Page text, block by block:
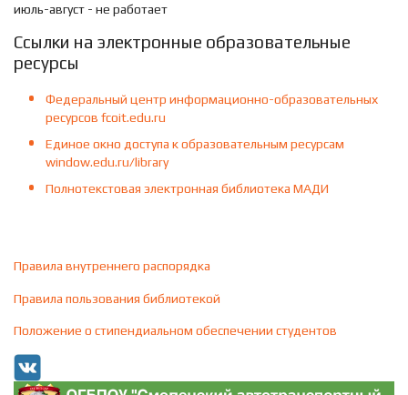
июль-август - не работает
Ссылки на электронные образовательные
ресурсы
Федеральный центр информационно-образовательных
ресурсов fcoit.edu.ru
Единое окно доступа к образовательным ресурсам
window.edu.ru/library
Полнотекстовая электронная библиотека МАДИ
Правила внутреннего распорядка
Правила пользования библиотекой
Положение о стипендиальном обеспечении студентов